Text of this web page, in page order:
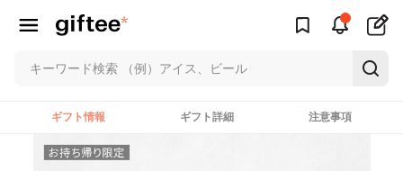
ギフト情報 ギフト詳細 注意事項